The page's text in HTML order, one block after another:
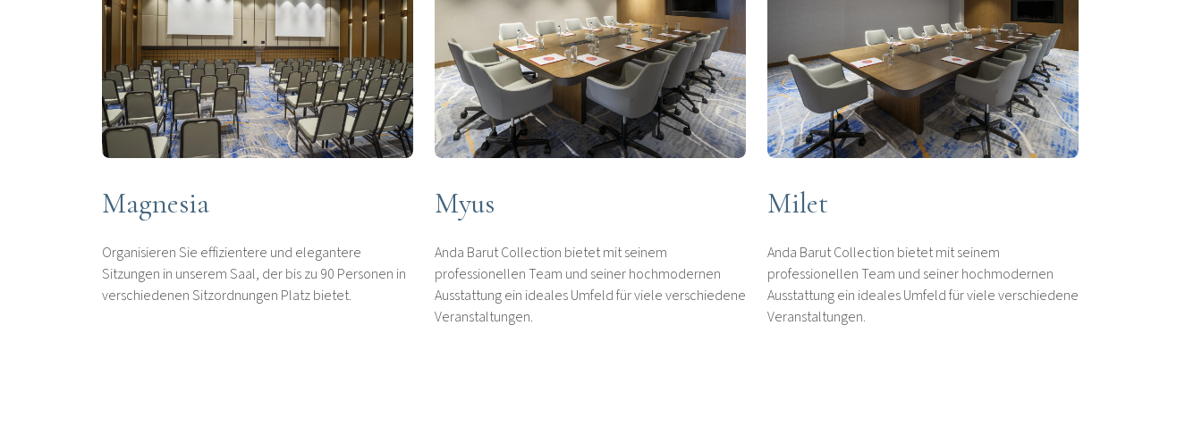
Magnesia
Organisieren Sie effizientere und elegantere
Sitzungen in unserem Saal, der bis zu 90 Personen in
verschiedenen Sitzordnungen Platz bietet.
Myus
Anda Barut Collection bietet mit seinem
professionellen Team und seiner hochmodernen
Ausstattung ein ideales Umfeld für viele verschiedene
Veranstaltungen.
Milet
Anda Barut Collection bietet mit seinem
professionellen Team und seiner hochmodernen
Ausstattung ein ideales Umfeld für viele verschiedene
Veranstaltungen.